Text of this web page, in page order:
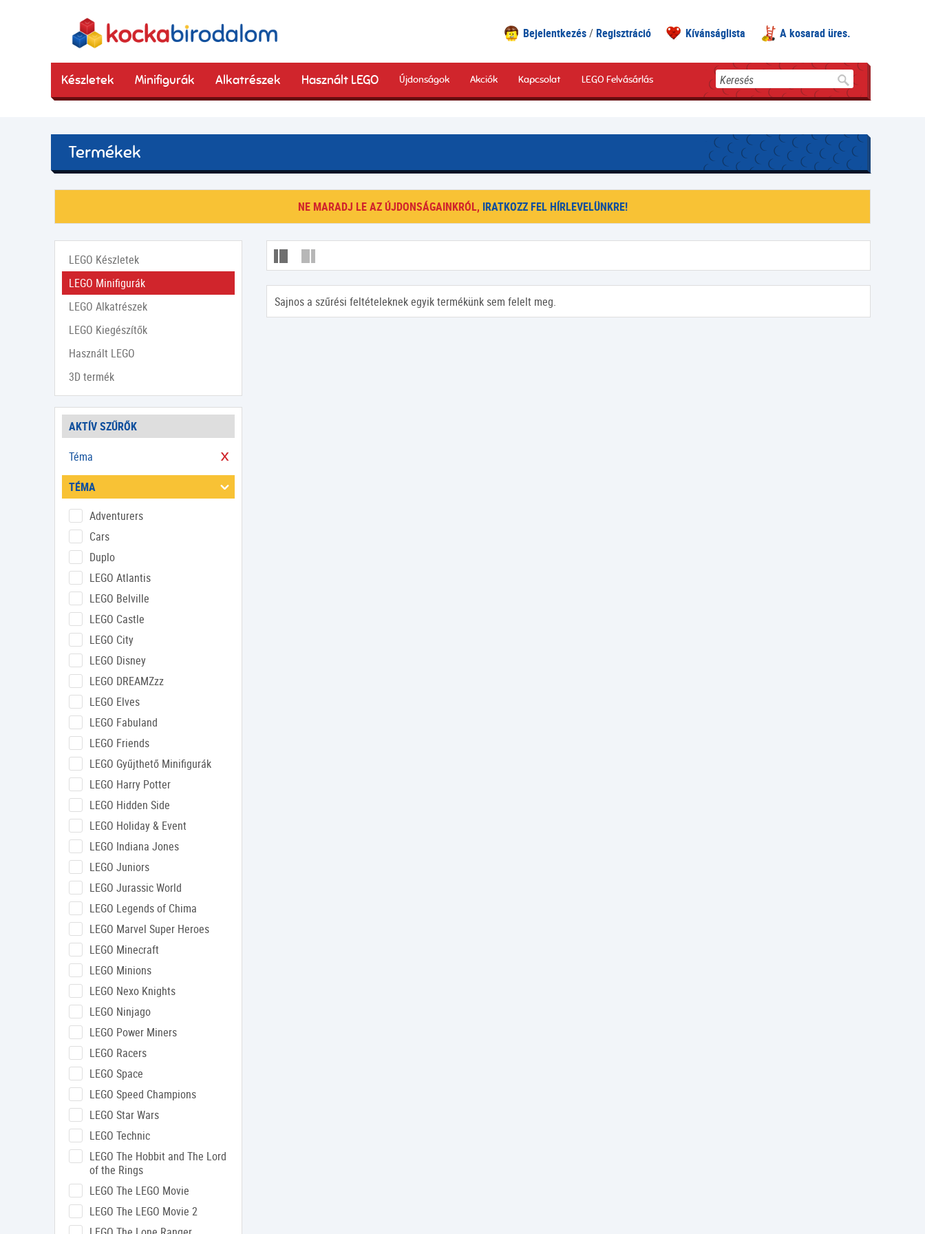
Bejelentkezés Regisztráció Kívánságlista A kosarad üres.
Készletek Minifigurák Alkatrészek Használt LEGO Újdonságok Akciók Kapcsolat LEGO Felvásárlás Keresés
Termékek
NE MARADJ LE AZ ÚJDONSÁGAINKRÓL, IRATKOZZ FEL HÍRLEVELÜNKRE!
LEGO Készletek
LEGO Minifigurák
LEGO Alkatrészek
LEGO Kiegészítők
Használt LEGO
3D termék
AKTÍV SZŰRŐK
Téma
TÉMA
Adventurers
Cars
Duplo
LEGO Atlantis
LEGO Belville
LEGO Castle
LEGO City
LEGO Disney
LEGO DREAMZzz
LEGO Elves
LEGO Fabuland
LEGO Friends
LEGO Gyűjthető Minifigurák
LEGO Harry Potter
LEGO Hidden Side
LEGO Holiday & Event
LEGO Indiana Jones
LEGO Juniors
LEGO Jurassic World
LEGO Legends of Chima
LEGO Marvel Super Heroes
LEGO Minecraft
LEGO Minions
LEGO Nexo Knights
LEGO Ninjago
LEGO Power Miners
LEGO Racers
LEGO Space
LEGO Speed Champions
LEGO Star Wars
LEGO Technic
LEGO The Hobbit and The Lord
of the Rings
LEGO The LEGO Movie
LEGO The LEGO Movie 2
Sajnos a szűrési feltételeknek egyik termékünk sem felelt meg.